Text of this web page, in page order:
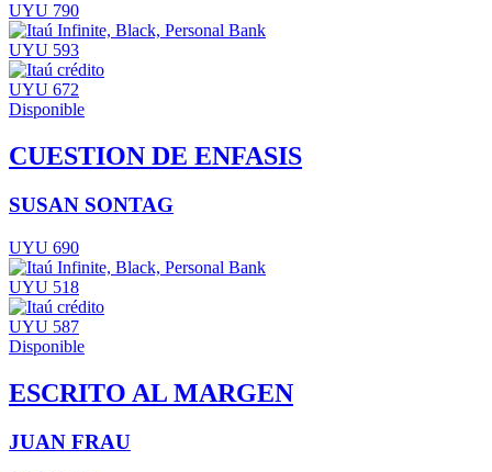
UYU 790
UYU 593
UYU 672
Disponible
CUESTION DE ENFASIS
SUSAN SONTAG
UYU 690
UYU 518
UYU 587
Disponible
ESCRITO AL MARGEN
JUAN FRAU